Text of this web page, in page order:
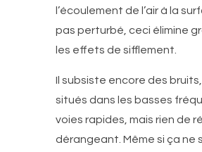
l’écoulement de l’air à la
pas perturbé, ceci élimine
les effets de sifflement.
Il subsiste encore des
situés dans les basses
voies rapides, mais rien de
dérangeant. Même si ça ne